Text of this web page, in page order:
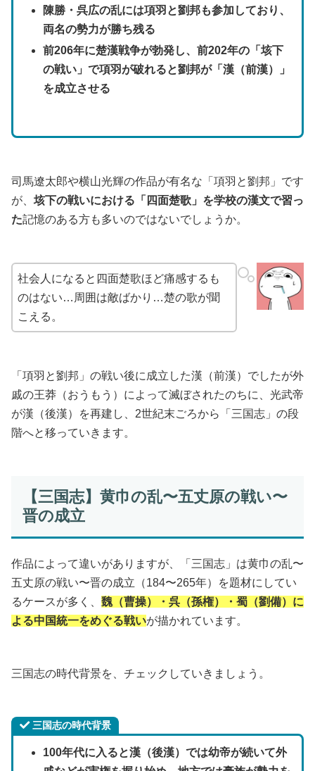
陳勝・呉広の乱には項羽と劉邦も参加しており、
両名の勢力が勝ち残る
前206年に楚漢戦争が勃発し、前202年の「垓下
の戦い」で項羽が破れると劉邦が「漢（前漢）」
を成立させる
司馬遼太郎や横山光輝の作品が有名な「項羽と劉邦」です
が、 垓下の戦いにおける「四面楚歌」を学校の漢文で習っ
た記憶のある方も多いのではないでしょうか。
社会人になると四面楚歌ほど痛感するも
のはない…周囲は敵ばかり…楚の歌が聞
こえる。
「項羽と劉邦」の戦い後に成立した漢（前漢）でしたが外
戚の王莽（おうもう）によって滅ぼされたのちに、光武帝
が漢（後漢）を再建し、2世紀末ごろから「三国志」の段
階へと移っていきます。
【三国志】黄巾の乱〜五丈原の戦い〜
晋の成立
作品によって違いがありますが、「三国志」は黄巾の乱〜
五丈原の戦い〜晋の成立（184〜265年）を題材にしてい
るケースが多く、 魏（曹操）・呉（孫権）・蜀（劉備）に
よる中国統一をめぐる戦いが描かれています。
三国志の時代背景を、チェックしていきましょう。
三国志の時代背景
100年代に入ると漢（後漢）では幼帝が続いて外